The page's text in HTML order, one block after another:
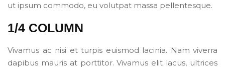
ut ipsum commodo, eu volutpat massa pellentesque.
1/4 COLUMN
Vivamus ac nisi et turpis euismod lacinia. Nam viverra
dapibus mauris at porttitor. Vivamus elit lacus, ultrices